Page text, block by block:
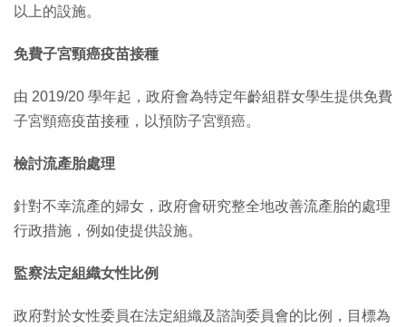
以上的設施。
免費子宮頸癌疫苗接種
由 2019/20 學年起，政府會為特定年齡組群女學生提供免費
子宮頸癌疫苗接種，以預防子宮頸癌。
檢討流產胎處理
針對不幸流產的婦女，政府會研究整全地改善流產胎的處理
行政措施，例如使提供設施。
監察法定組織女性比例
政府對於女性委員在法定組織及諮詢委員會的比例，目標為